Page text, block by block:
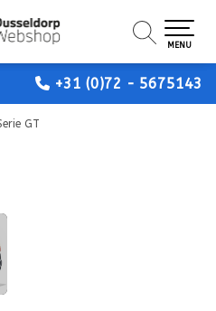
+31 (0)72 - 5675143
MENU
MENU
MENU
GT